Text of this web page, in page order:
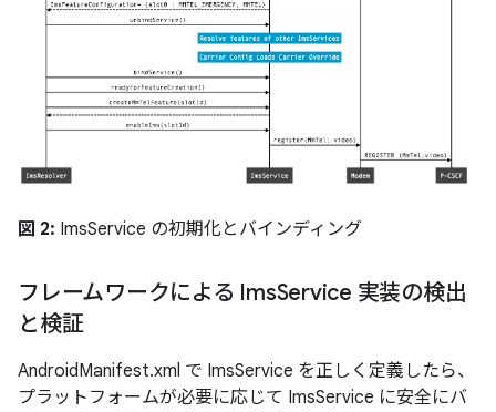
図 2: ImsService の初期化とバインディング
フレームワークによる ImsService 実装の検出
と検証
AndroidManifest.xml で ImsService を正しく定義したら、
プラットフォームが必要に応じて ImsService に安全にバ